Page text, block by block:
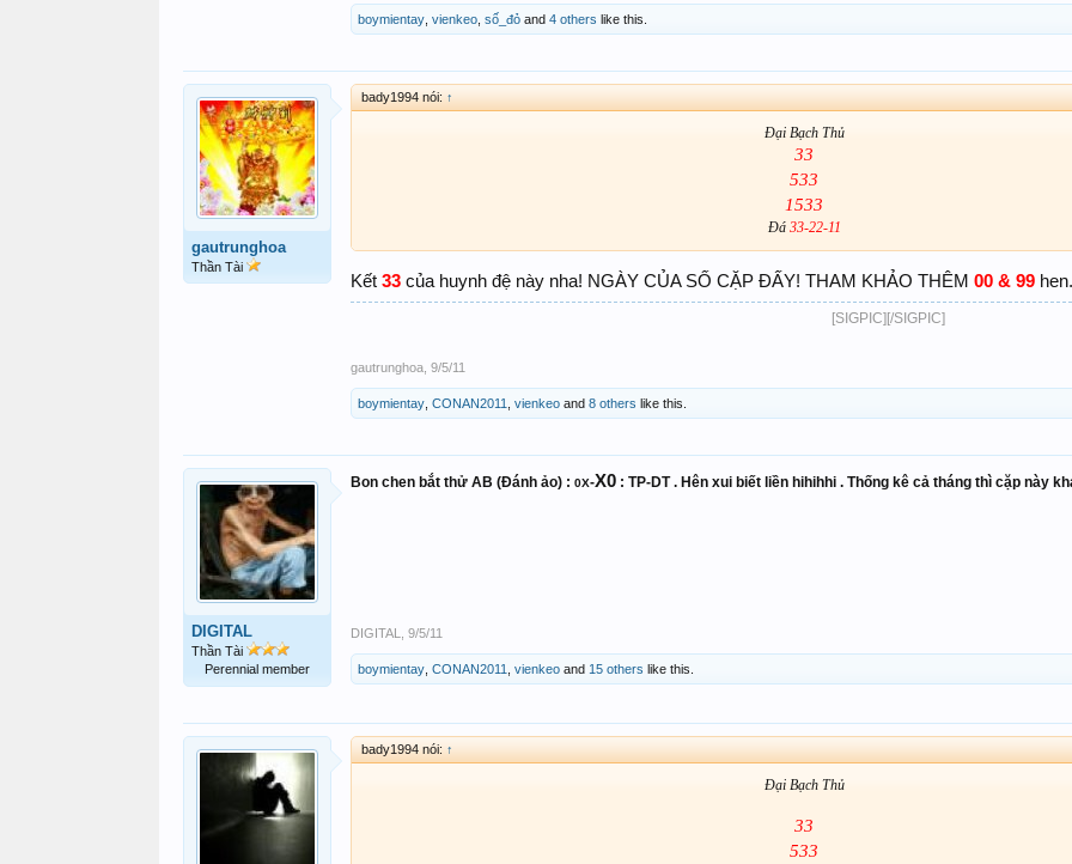
boymientay vienkeo số_đỏ and 4 others like this.
gautrunghoa
Thần Tài
bady1994 nói: ↑
Đại Bạch Thủ
33
533
1533
Đá 33-22-11
Kết 33 của huynh đệ này nha! NGÀY CỦA SỐ CẶP ĐẤY! THAM KHẢO THÊM 00 & 99
[SIGPIC][/SIGPIC]
gautrunghoa 9/5/11
boymientay CONAN2011 vienkeo and 8 others like this.
DIGITAL
Thần Tài
Perennial member
Bon chen bắt thử AB (Đánh ảo) : 0X-X0 : TP-DT . Hên xui biết liền hihihhi . Thống kê cả tháng thì cặp này
DIGITAL 9/5/11
boymientay CONAN2011 vienkeo and 15 others like this.
bady1994 nói: ↑
Đại Bạch Thủ
33
533